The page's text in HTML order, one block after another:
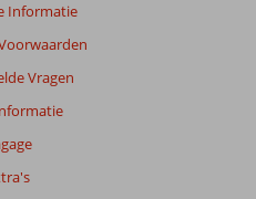
Informatie
Vragen